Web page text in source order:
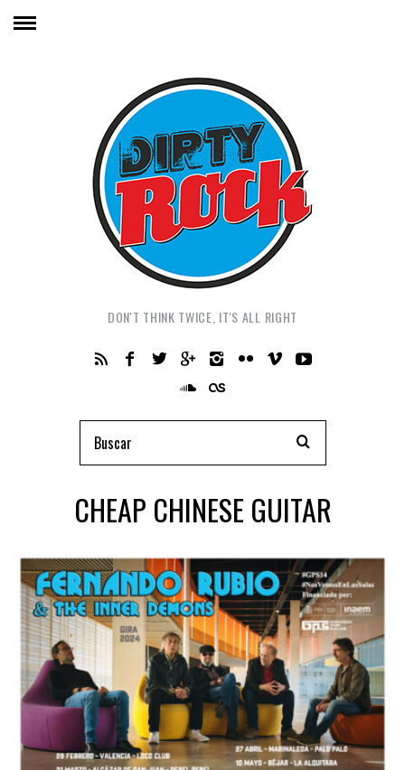
DON'T THINK TWICE, IT'S ALL RIGHT
CHEAP CHINESE GUITAR